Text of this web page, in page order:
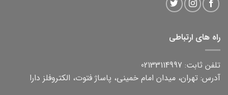
راه های ارتباطی
تلفن ثابت: 02133114997
آدرس: تهران، میدان امام خمینی، پاساژ فتوت، الکتروفلز دارا